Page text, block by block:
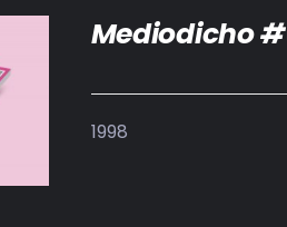
Mediodicho
1998